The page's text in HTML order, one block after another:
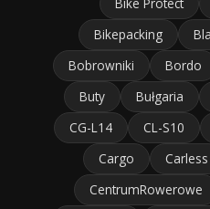
Bike Protect
Bikepacking
Bobrowniki
Bordo
Buty
Bułgaria
CG-L14
CL-S10
Cargo
Carless
CentrumRowerowe